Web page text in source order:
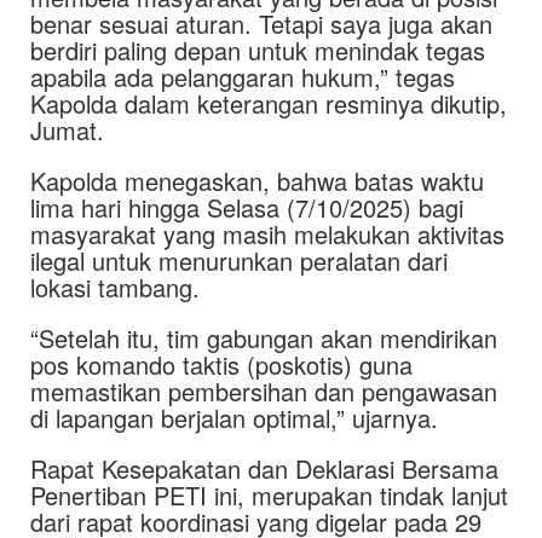
benar sesuai aturan. Tetapi saya juga akan
berdiri paling depan untuk menindak tegas
apabila ada pelanggaran hukum,” tegas
Kapolda dalam keterangan resminya dikutip,
Jumat.
Kapolda menegaskan, bahwa batas waktu
lima hari hingga Selasa (7/10/2025) bagi
masyarakat yang masih melakukan aktivitas
ilegal untuk menurunkan peralatan dari
lokasi tambang.
“Setelah itu, tim gabungan akan mendirikan
pos komando taktis (poskotis) guna
memastikan pembersihan dan pengawasan
di lapangan berjalan optimal,” ujarnya.
Rapat Kesepakatan dan Deklarasi Bersama
Penertiban PETI ini, merupakan tindak lanjut
dari rapat koordinasi yang digelar pada 29